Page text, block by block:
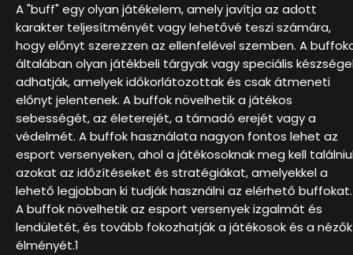
A "buff" egy olyan játékelem, amely javítja az adott
karakter teljesítményét vagy lehetővé teszi számára,
hogy előnyt szerezzen az ellenfelével szemben. A
általában olyan játékbeli tárgyak vagy speciális
adhatják, amelyek időkorlátozottak és csak átmeneti
előnyt jelentenek. A buffok növelhetik a játékos
sebességét, az életerejét, a támadó erejét vagy a
védelmét. A buffok használata nagyon fontos lehet az
esport versenyeken, ahol a játékosoknak meg kell
azokat az időzítéseket és stratégiákat, amelyekkel a
lehető legjobban ki tudják használni az elérhető buffokat.
A buffok növelhetik az esport versenyek izgalmát és
lendületét, és tovább fokozhatják a játékosok és a nézők
élményét.1